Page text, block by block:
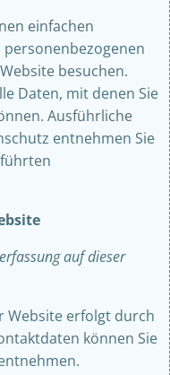
einfachen
besuchen.
Daten, mit denen Sie
Ausführliche
entnehmen Sie
auf dieser
Website erfolgt durch
können Sie